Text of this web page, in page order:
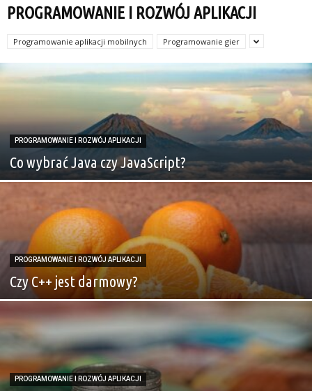
PROGRAMOWANIE I ROZWÓJ APLIKACJI
Programowanie aplikacji mobilnych Programowanie gier
PROGRAMOWANIE I ROZWÓJ APLIKACJI
Co wybrać Java czy JavaScript?
PROGRAMOWANIE I ROZWÓJ APLIKACJI
Czy C++ jest darmowy?
PROGRAMOWANIE I ROZWÓJ APLIKACJI